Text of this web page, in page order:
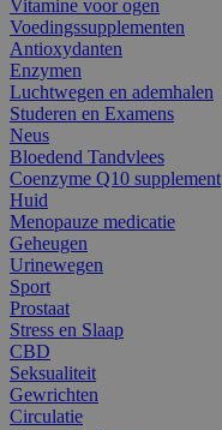
Vitamine voor ogen
Voedingssupplementen
Antioxydanten
Enzymen
Luchtwegen en ademhalen
Studeren en Examens
Neus
Bloedend Tandvlees
Coenzyme Q10 supplement
Huid
Menopauze medicatie
Geheugen
Urinewegen
Sport
Prostaat
Stress en Slaap
CBD
Seksualiteit
Gewrichten
Circulatie